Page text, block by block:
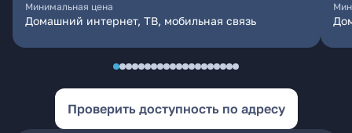
Минимальная цена
Домашний интернет, ТВ, мобильная связь
Проверить доступность по адресу